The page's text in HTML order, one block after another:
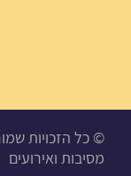
מסיבות ואירועים